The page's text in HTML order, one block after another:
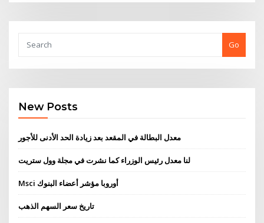
Go
New Posts
معدل البطالة في المقعد بعد زيادة الحد الأدنى للأجور
لنا معدل رئيس الوزراء كما نشرت في مجلة وول ستريت
Msci أوروبا مؤشر أعضاء البنوك
تاريخ سعر السهم الذهب